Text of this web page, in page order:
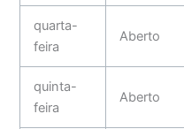
quarta-
feira
Aberto
quinta-
feira
Aberto